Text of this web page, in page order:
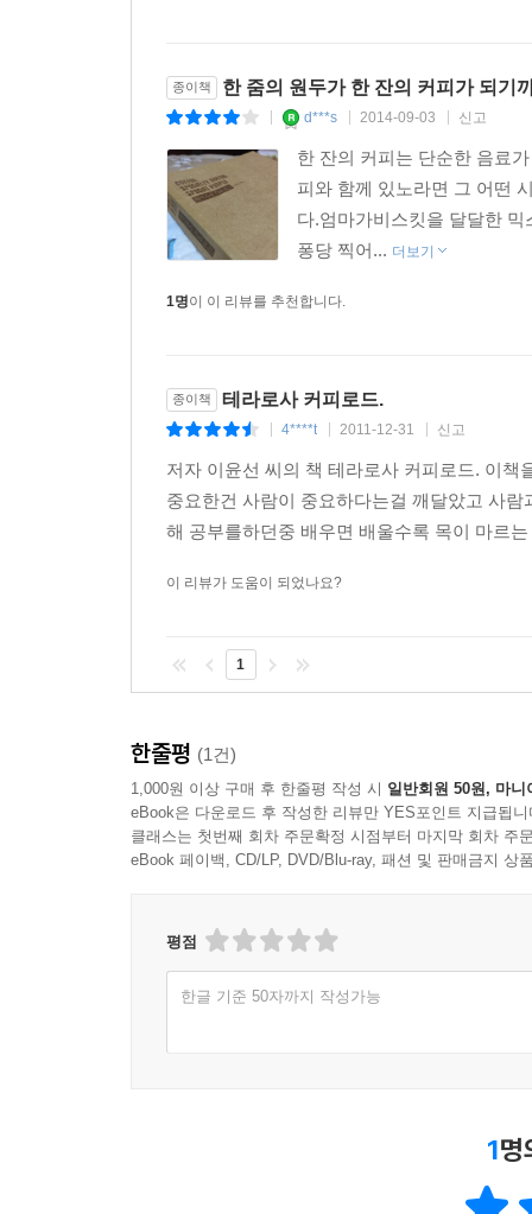
기계를 만드는 열정적인 농부도 있었다. 또 안정
낭만주의자도 있었다.
그리고 최고의 커피가 만들어지기까지 그들의 ‘
열정은 흥미로울 뿐 아니라 때론 묵직한 감
남아메리카에서 자란 커피가 한국에 도착하기까
이유다.
종이책 한 줌의 원두가 한 잔의 커피가 되기
d***s 2014-09-03 신고
한 잔의 커피는 단순한 음료
피와 함께 있노라면 그 어떤
다.엄마가비스킷을 달달한
퐁당 찍어... 더보기
1명이 이 리뷰를 추천합니다.
종이책 테라로사 커피로드.
4****t 2011-12-31 신고
저자 이윤선 씨의 책 테라로사 커피로드. 이
중요한건 사람이 중요하다는걸 깨달았고 사
해 공부를하던중 배우면 배울수록 목이 마르
이 리뷰가 도움이 되었나요?
1
한줄평 (1건)
1,000원 이상 구매 후 한줄평 작성 시 일반회원 50원, 마니
eBook은 다운로드 후 작성한 리뷰만 YES포인트 지급됩니
클래스는 첫번째 회차 주문확정 시점부터 마지막 회차 주
eBook 페이백, CD/LP, DVD/Blu-ray, 패션 및 판매금지 상
평점
한글 기준 50자까지 작성가능
1명